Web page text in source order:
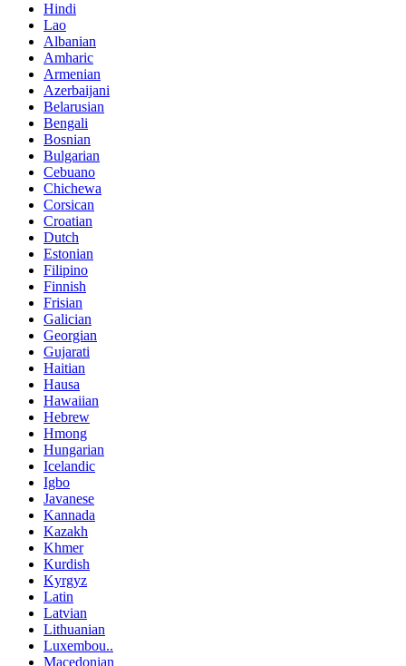
Hindi
Lao
Albanian
Amharic
Armenian
Azerbaijani
Belarusian
Bengali
Bosnian
Bulgarian
Cebuano
Chichewa
Corsican
Croatian
Dutch
Estonian
Filipino
Finnish
Frisian
Galician
Georgian
Gujarati
Haitian
Hausa
Hawaiian
Hebrew
Hmong
Hungarian
Icelandic
Igbo
Javanese
Kannada
Kazakh
Khmer
Kurdish
Kyrgyz
Latin
Latvian
Lithuanian
Luxembou..
Macedonian